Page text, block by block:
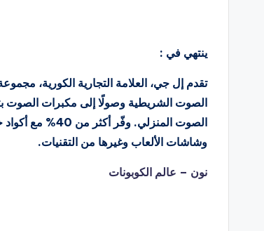
ينتهي في :
تقدم إل جي، العلامة التجارية الكورية،
الصوت الشريطية وصولًا إلى مكبرات الصوت
الصوت المنزلي.
وشاشات الألعاب وغيرها من التقنيات.
نون – عالم الكوبونات